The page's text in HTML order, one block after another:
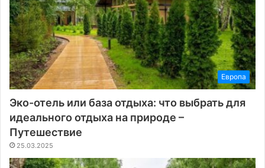
Европа
Эко-отель или база отдыха: что выбрать для
идеального отдыха на природе –
Путешествие
25.03.2025